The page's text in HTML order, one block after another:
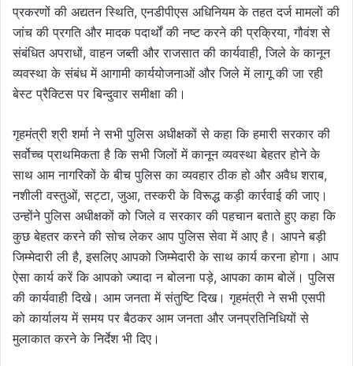
प्रकरणों की अद्यतन स्थिति, एनडीपीएस अधिनियम के तहत दर्ज मामलों की
जांच की प्रगति और मादक पदार्थों की नष्ट करने की प्रक्रिया, गौवंश से
संबंधित अपराधों, वाहन जब्ती और राजसात की कार्यवाही, जिले के कानून
व्यवस्था के संबंध में आगामी कार्ययोजनाओं और जिले में लागू की जा रही
बेस्ट प्रैक्टिस पर बिन्दुवार समीक्षा की।
गृहमंत्री श्री शर्मा ने सभी पुलिस अधीक्षकों से कहा कि हमारी सरकार की
सर्वोच्च प्राथमिकता है कि सभी जिलों में कानून व्यवस्था बेहतर होने के
साथ आम नागरिकों के बीच पुलिस का व्यवहार ठीक हो और अवैध शराब,
नशीली वस्तुओं, सट्टा, जुआ, तस्करी के विरूद्ध कड़ी कार्रवाई की जाए।
उन्होंने पुलिस अधीक्षकों को जिले व सरकार की पहचान बताते हुए कहा कि
कुछ बेहतर करने की सोच लेकर आप पुलिस सेवा में आए है। आपने बड़ी
जिम्मेदारी ली है, इसलिए आपको जिम्मेदारी के साथ कार्य करना होगा। आप
ऐसा कार्य करें कि आपको ज्यादा न बोलना पड़े, आपका काम बोलें। पुलिस
की कार्यवाही दिखे। आम जनता में संतुष्टि दिख। गृहमंत्री ने सभी एसपी
को कार्यालय में समय पर बैठकर आम जनता और जनप्रतिनिधियों से
मुलाकात करने के निर्देश भी दिए।